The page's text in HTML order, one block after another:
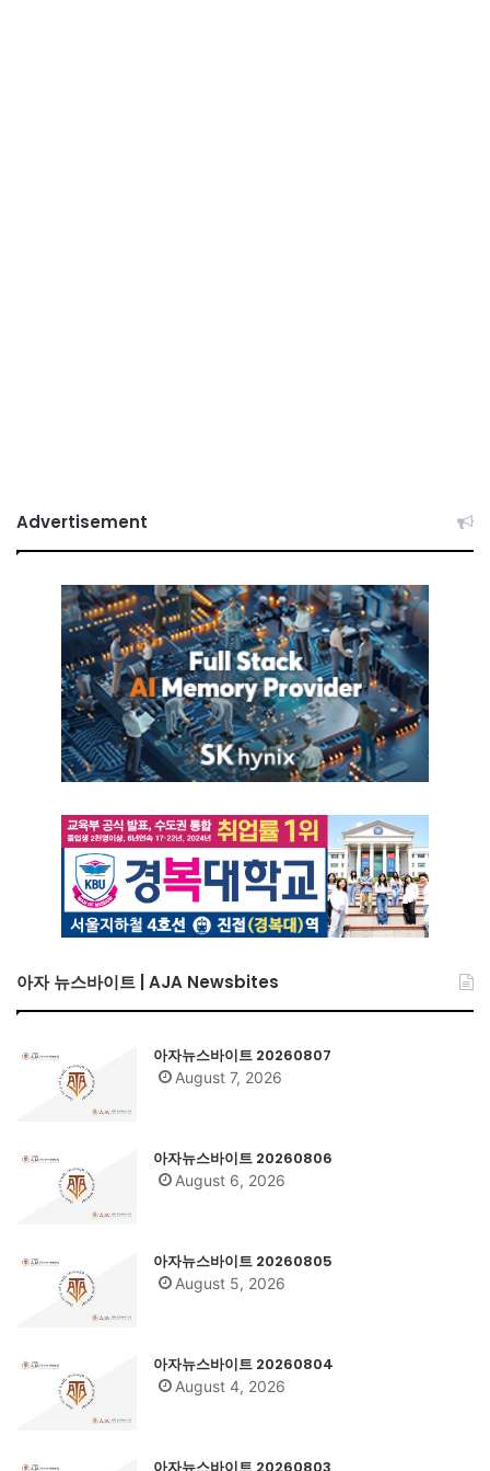
Advertisement
아자 뉴스바이트 | AJA Newsbites
아자뉴스바이트 20260807
August 7, 2026
아자뉴스바이트 20260806
August 6, 2026
아자뉴스바이트 20260805
August 5, 2026
아자뉴스바이트 20260804
August 4, 2026